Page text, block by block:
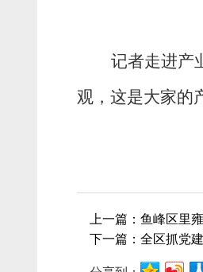
记者走进产
观，这是大家的
上一篇：鱼峰区里
下一篇：全区抓党